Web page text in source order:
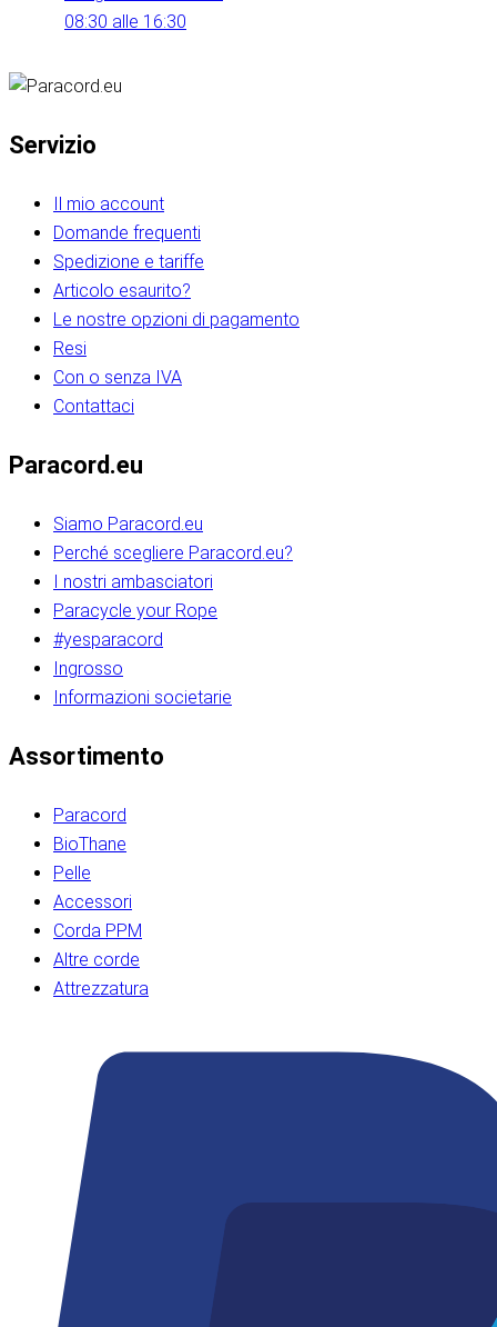
08:30 alle 16:30
Servizio
Il mio account
Domande frequenti
Spedizione e tariffe
Articolo esaurito?
Le nostre opzioni di pagamento
Resi
Con o senza IVA
Contattaci
Paracord.eu
Siamo Paracord.eu
Perché scegliere Paracord.eu?
I nostri ambasciatori
Paracycle your Rope
#yesparacord
Ingrosso
Informazioni societarie​​​​‌ ‍ ​‍​‍‌‍ ‌ ​‍‌‍‍‌‌‍‌ ‌‍‍‌‌‍ ‍​‍​‍​ ‍‍​‍​‍‌ ​ ‌‍​‌‌‍ ‍‌‍‍‌‌ ‌​‌ ‍‌​‍ ‍‌‍‍‌‌‍ ​‍​‍​‍ ​​‍​‍‌‍‍​‌ ​‍‌‍‌‌‌‍‌‍​‍​‍​ ‍‍​‍​‍‌‍‍​‌ ‌​‌ ‌​‌ ​​‌ ​ ​ ‍‍​‍ ​‍ ‌ ​​‌‍​‌‌ ​‍‌‍​‌‌‍​ ‌‍ ‌ ​‍‌‍‌​​‍ ‍‌ ​ ‌‍​‌‌‍ ‍‌‍‍‌‌ ‌​‌ ‍‌​‍ ‍‌ ​ ‌ ‌​‌ ‌‌‌‍‌​‌‍‍‌‌‍ ​‍ ‌‍‍‌‌‍ ‍‌ ‌​‌‍‌‌‌‍ ‍‌ ‌​​‍ ‌‍‌‌‌‍‌​‌‍‍‌‌ ‌​​‍ ‌‍ ‌‌‍ ‌‍‌​‌‍‌‌​ ‌‌ ​​‌ ​‍‌‍‌‌‌ ​ ‌‍‌‌‌‍ ‍‌ ‌​‌‍​‌‌ ‌​‌‍‍‌‌‍ ‌‍ ‍​ ‍ ‌‍‍‌‌‍‌​​ ‌‌‍‌‍‌‍ ‌‍ ‌ ‌​‌‍‌‌‌ ​‍​‍ ‌‌‍​‍‌ ​‍‌‍​‌‌‍ ‍‌‍‌​​‍ ‌‌‍‍‌‌‍ ‌‌ ​​‌ ​‍‌‍‍‌‌‍ ‍‌ ‌​​ ‍ ‌ ‌​‌ ‍‌‌ ​​‌‍‌‌​ ‌‌ ‌​‌ ​‍‌‍​‌‌‍ ‍‌ ​ ‌‍ ​‌‍​‌‌ ‌​‌‍‌‌‌‍‌​​‍ ‌‌‍ ‌‌‍‌‌‌ ​ ‌ ​ ‌‍​‌‌‍‌ ‌‍‌‌​ ‍ ‌ ​​‌‍​‌‌ ‌​‌‍‍​​ ‌‌ ‌‍‌‍​‌‌‍ ​‌ ‌‌‌‍‌‌​‍ ‍‌‍‍‌‌ ‌​‌‌ ‌​‍‌‌‌‌​​ ‌‍​‍‌‍​‌‌ ​ ‌‍‌‌‌‌‌‌‌ ​‍‌‍ ​​ ‌‌‍‍​‌ ‌​‌ ‌​‌ ​​‌ ​ ​‍‌‌​ ​ ‌​​‌​‍‌‌​ ​‍‌​‌‍​‍‌‌​ ​‍‌​‌‍‌ ​​‌‍​‌‌ ​‍‌‍​‌‌‍​ ‌‍ ‌ ​‍‌‍‌​​‍ ‍‌ ​ ‌‍​‌‌‍ ‍‌‍‍‌‌ ‌​‌ ‍‌​‍ ‍‌ ​ ‌ ‌​‌ ‌‌‌‍‌​‌‍‍‌‌‍ ​‍‌‍‌‍‍‌‌‍‌​​ ‌‌‍‌‍‌‍ ‌‍ ‌ ‌​‌‍‌‌‌ ​‍​‍ ‌‌‍​‍‌ ​‍‌‍​‌‌‍ ‍‌‍‌​​‍ ‌‌‍‍‌‌‍ ‌‌ ​​‌ ​‍‌‍‍‌‌‍ ‍‌ ‌​​‍‌‍‌ ‌​‌ ‍‌‌ ​​‌‍‌‌​ ‌‌ ‌​‌ ​‍‌‍​‌‌‍ ‍‌ ​ ‌‍ ​‌‍​‌‌ ‌​‌‍‌‌‌‍‌​​‍ ‌‌‍ ‌‌‍‌‌‌ ​ ‌ ​ ‌‍​‌‌‍‌ ‌‍‌‌​‍‌‍‌ ​​‌‍​‌‌ ‌​‌‍‍​​ ‌‌ ‌‍‌‍​‌‌‍ ​‌ ‌‌‌‍‌‌​‍ ‍‌‍‍‌‌ ‌​‌‌ ‌​‍‌‌‌‌​​‍‌‍‌ ​​‌‍‌‌‌ ​‍‌ ​ ‌ ​​‌‍‌‌‌‍​ ‌ ‌​‌‍‍‌‌ ‌‍‌‍‌‌​ ‌‌ ​​‌ ‌‌‌‍​‍‌‍ ​‌‍‍‌‌ ​ ‌‍‍​‌‍‌‌‌‍‌​​‍​‍‌ ‌​​​​‌ ‍ ​‍​‍‌‍ ‌ ​‍‌‍‍‌‌‍‌ ‌‍‍‌‌‍ ‍​‍​‍​ ‍‍​‍​‍‌ ​ ‌‍​‌‌‍ ‍‌‍‍‌‌ ‌​‌ ‍‌​‍ ‍‌‍‍‌‌‍ ​‍​‍​‍ ​​‍​‍‌‍‍​‌ ​‍‌‍‌‌‌‍‌‍​‍​‍​ ‍‍​‍​‍‌‍‍​‌ ‌​‌ ‌​‌ ​​‌ ​ ​ ‍‍​‍ ​‍ ‌ ​​‌‍​‌‌ ​‍‌‍​‌‌‍​ ‌‍ ‌ ​‍‌‍‌​​‍ ‍‌ ​ ‌‍​‌‌‍ ‍‌‍‍‌‌ ‌​‌ ‍‌​‍ ‍‌ ​ ‌ ‌​‌ ‌‌‌‍‌​‌‍‍‌‌‍ ​‍ ‌‍‍‌‌‍ ‍‌ ‌​‌‍‌‌‌‍ ‍‌ ‌​​‍ ‌‍‌‌‌‍‌​‌‍‍‌‌ ‌​​‍ ‌‍ ‌‌‍ ‌‍‌​‌‍‌‌​ ‌‌ ​​‌ ​‍‌‍‌‌‌ ​ ‌‍‌‌‌‍ ‍‌ ‌​‌‍​‌‌ ‌​‌‍‍‌‌‍ ‌‍ ‍​ ‍ ‌‍‍‌‌‍‌​​ ‌‌‍‌‍‌‍ ‌‍ ‌ ‌​‌‍‌‌‌ ​‍​‍ ‌‌‍​‍‌ ​‍‌‍​‌‌‍ ‍‌‍‌​​‍ ‌‌‍‍‌‌‍ ‌‌ ​​‌ ​‍‌‍‍‌‌‍ ‍‌ ‌​​ ‍ ‌ ‌​‌ ‍‌‌ ​​‌‍‌‌​ ‌‌ ‌​‌ ​‍‌‍​‌‌‍ ‍‌ ​ ‌‍ ​‌‍​‌‌ ‌​‌‍‌‌‌‍‌​​‍ ‌‌‍ ‌‌‍‌‌‌ ​ ‌ ​ ‌‍​‌‌‍‌ ‌‍‌‌​ ‍ ‌ ​​‌‍​‌‌ ‌​‌‍‍​​ ‌‌ ‌‍‌‍​‌‌‍ ​‌ ‌‌‌‍‌‌​‍ ‍‌‍‍‌‌ ‌​‌‌ ‌​‍‌‌‌‌​​ ‌‍​‍‌‍​‌‌ ​ ‌‍‌‌‌‌‌‌‌ ​‍‌‍ ​​ ‌‌‍‍​‌ ‌​‌ ‌​‌ ​​‌ ​ ​‍‌‌​ ​ ‌​​‌​‍‌‌​ ​‍‌​‌‍​‍‌‌​ ​‍‌​‌‍‌ ​​‌‍​‌‌ ​‍‌‍​‌‌‍​ ‌‍ ‌ ​‍‌‍‌​​‍ ‍‌ ​ ‌‍​‌‌‍ ‍‌‍‍‌‌ ‌​‌ ‍‌​‍ ‍‌ ​ ‌ ‌​‌ ‌‌‌‍‌​‌‍‍‌‌‍ ​‍‌‍‌‍‍‌‌‍‌​​ ‌‌‍‌‍‌‍ ‌‍ ‌ ‌​‌‍‌‌‌ ​‍​‍ ‌‌‍​‍‌ ​‍‌‍​‌‌‍ ‍‌‍‌​​‍ ‌‌‍‍‌‌‍ ‌‌ ​​‌ ​‍‌‍‍‌‌‍ ‍‌ ‌​​‍‌‍‌ ‌​‌ ‍‌‌ ​​‌‍‌‌​ ‌‌ ‌​‌ ​‍‌‍​‌‌‍ ‍‌ ​ ‌‍ ​‌‍​‌‌ ‌​‌‍‌‌‌‍‌​​‍ ‌‌‍ ‌‌‍‌‌‌ ​ ‌ ​ ‌‍​‌‌‍‌ ‌‍‌‌​‍‌‍‌ ​​‌‍​‌‌ ‌​‌‍‍​​ ‌‌ ‌‍‌‍​‌‌‍ ​‌ ‌‌‌‍‌‌​‍ ‍‌‍‍‌‌ ‌​‌‌ ‌​‍‌‌‌‌​​‍‌‍‌ ​​‌‍‌‌‌ ​‍‌ ​ ‌ ​​‌‍‌‌‌‍​ ‌ ‌​‌‍‍‌‌ ‌‍‌‍‌‌​ ‌‌ ​​‌ ‌‌‌‍​‍‌‍ ​‌‍‍‌‌ ​ ‌‍‍​‌‍‌‌‌‍‌​​‍​‍‌ ‌
Assortimento
Paracord
BioThane
Pelle
Accessori
Corda PPM
Altre corde
Attrezzatura